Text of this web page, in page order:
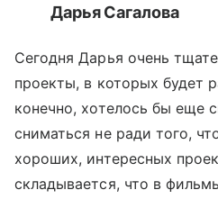
Дарья Сагалова
Сегодня Дарья очень
проекты, в которых будет
конечно, хотелось бы еще
сниматься не ради того,
хороших, интересных
складывается, что в